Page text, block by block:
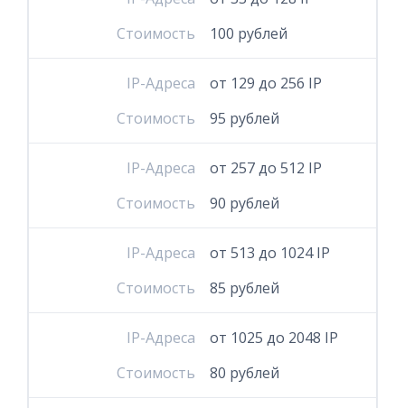
Стоимость
100 рублей
IP-Адреса
от 129 до 256 IP
Стоимость
95 рублей
IP-Адреса
от 257 до 512 IP
Стоимость
90 рублей
IP-Адреса
от 513 до 1024 IP
Стоимость
85 рублей
IP-Адреса
от 1025 до 2048 IP
Стоимость
80 рублей